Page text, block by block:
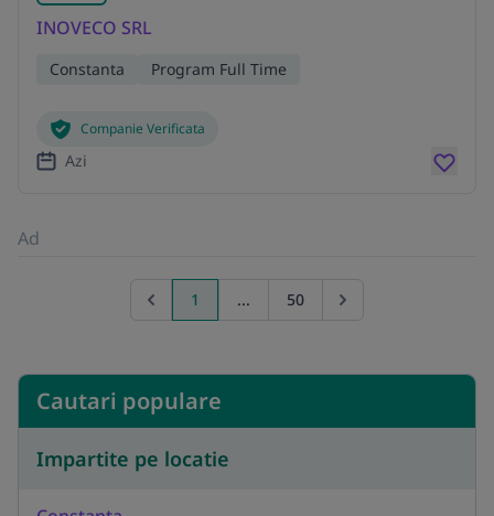
INOVECO SRL
Constanta Program Full Time
Companie Verificata
Azi
Ad
Previous page
1 ... 50 Go to next page
Cautari populare
Impartite pe locatie